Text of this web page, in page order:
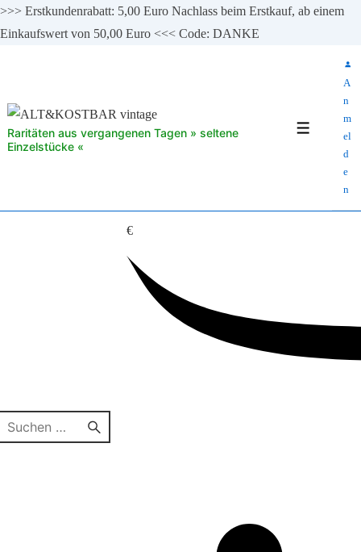
>>> Erstkundenrabatt: 5,00 Euro Nachlass beim Erstkauf, ab einem
Einkaufswert von 50,00 Euro <<< Code: DANKE
Inhalt
Raritäten aus vergangenen Tagen » seltene
Einzelstücke «
Menü
A
n
m
el
d
e
n
€